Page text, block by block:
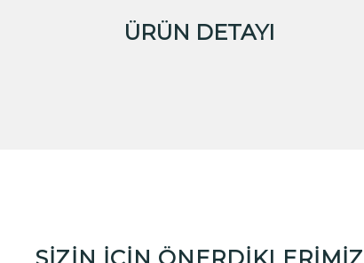
ÜRÜN DETAYI
SİZİN İÇİN ÖNERDİKLERİMİZ